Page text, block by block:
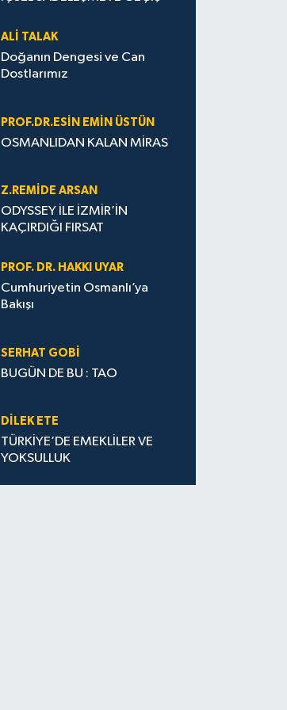
ALI TALAK
Doğanın Dengesi ve Can
Dostlarımız
PROF.DR.ESIN EMIN ÜSTÜN
OSMANLIDAN KALAN MİRAS
Z.REMIDE ARSAN
ODYSSEY İLE İZMİR’İN
KAÇIRDIĞI FIRSAT
PROF. DR. HAKKI UYAR
Cumhuriyetin Osmanlı’ya
Bakışı
SERHAT GOBİ
BUGÜN DE BU : TAO
DILEK ETE
TÜRKİYE’DE EMEKLİLER VE
YOKSULLUK